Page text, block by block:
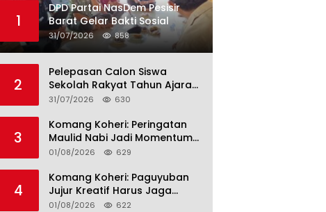
1
DPD Partai NasDem Pesisir
Barat Gelar Bakti Sosial
31/07/2026 858
2
Pelepasan Calon Siswa
Sekolah Rakyat Tahun Ajaran
2026–2027, Plt. Bupati
Hadirkan Pendidikan
Berkualitas
31/07/2026 630
3
Komang Koheri: Peringatan
Maulid Nabi Jadi Momentum
Perkuat Ukhuwah Umat di
01/08/2026 629
4
Komang Koheri: Paguyuban
Jujur Kreatif Harus Jaga
Persatuan untuk Kemajuan
01/08/2026 622